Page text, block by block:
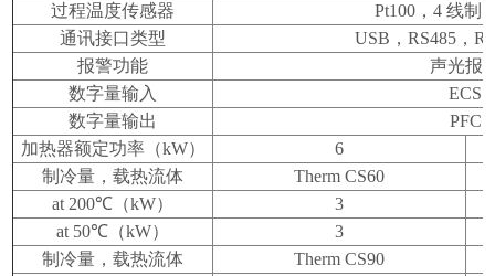
过程温度传感器
Pt100， 4 线制
通讯接口类型
USB ， RS485，
报警功能
声光报
数字量输入
ECS
数字量输出
PFC
加热器额定功率（kW）
6
制冷量，载热流体
Therm CS60
at 200℃ （kW）
3
at 50℃ （kW）
3
制冷量，载热流体
Therm CS90